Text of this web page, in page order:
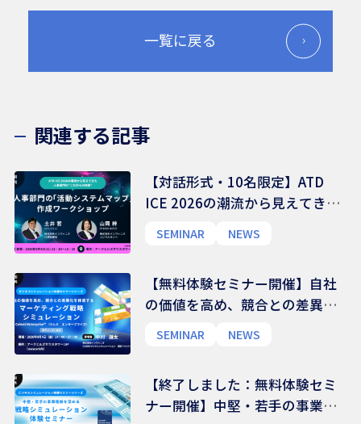
一覧に戻る
関連する記事
【対話形式・10名限定】ATD
ICE 2026の潮流から見えてきた
人事部門の「活動システムマッ
SEMINAR NEWS
【無料体験セミナー開催】自社
の価値を高め、競合との差異化
SEMINAR NEWS
【終了しました：無料体験セミ
ナー開催】中堅・若手の事業理